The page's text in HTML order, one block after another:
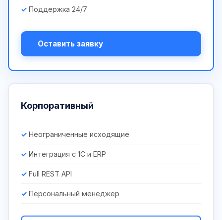
Поддержка 24/7
Оставить заявку
Корпоративный
Неограниченные исходящие
Интеграция с 1С и ERP
Full REST API
Персональный менеджер